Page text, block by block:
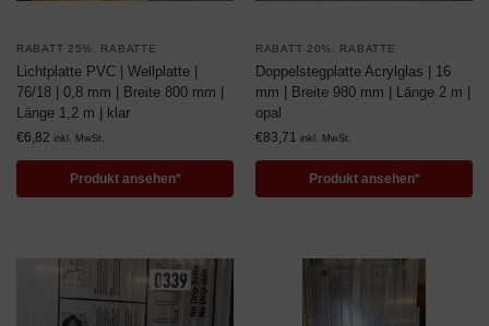
RABATT 25% RABATTE
Lichtplatte PVC | Wellplatte |
76/18 | 0,8 mm | Breite 800 mm |
Länge 1,2 m | klar
€6,82 inkl. MwSt.
Produkt ansehen*
RABATT 20% RABATTE
Doppelstegplatte Acrylglas | 16
mm | Breite 980 mm | Länge 2 m |
opal
€83,71 inkl. MwSt.
Produkt ansehen*